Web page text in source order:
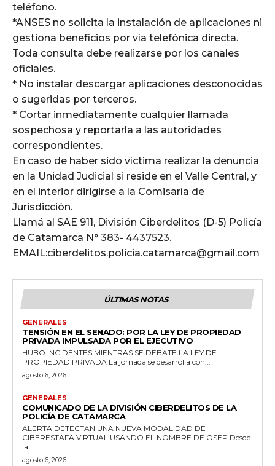
teléfono.
*ANSES no solicita la instalación de aplicaciones ni
gestiona beneficios por vía telefónica directa.
Toda consulta debe realizarse por los canales
oficiales.
* No instalar descargar aplicaciones desconocidas
o sugeridas por terceros.
* Cortar inmediatamente cualquier llamada
sospechosa y reportarla a las autoridades
correspondientes.
En caso de haber sido víctima realizar la denuncia
en la Unidad Judicial si reside en el Valle Central, y
en el interior dirigirse a la Comisaría de
Jurisdicción.
Llamá al SAE 911, División Ciberdelitos (D-5) Policía
de Catamarca N° 383- 4437523.
EMAIL:ciberdelitos.policia.catamarca@gmail.com
ÚLTIMAS NOTAS
GENERALES
TENSIÓN EN EL SENADO: POR LA LEY DE PROPIEDAD
PRIVADA IMPULSADA POR EL EJECUTIVO
HUBO INCIDENTES MIENTRAS SE DEBATE LA LEY DE
PROPIEDAD PRIVADA La jornada se desarrolla con...
agosto 6, 2026
GENERALES
COMUNICADO DE LA DIVISIÓN CIBERDELITOS DE LA
POLICÍA DE CATAMARCA
ALERTA DETECTAN UNA NUEVA MODALIDAD DE
CIBERESTAFA VIRTUAL USANDO EL NOMBRE DE OSEP Desde
la...
agosto 6, 2026